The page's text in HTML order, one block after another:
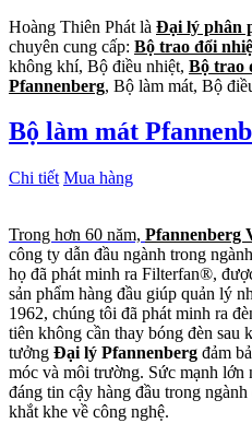
Hoàng Thiên Phát là Đại lý phân
chuyên cung cấp: Bộ trao đổi
không khí, Bộ điều nhiệt, Bộ trao
Pfannenberg, Bộ làm mát, Bộ
Bộ làm mát
Chi tiết Mua hàng
Trong hơn 60 năm, Pfannenberg
công ty dẫn đầu ngành trong
họ đã phát minh ra Filterfan®,
sản phẩm hàng đầu giúp quản lý
1962, chúng tôi đã phát minh ra
tiên không cần thay bóng đèn sau
tưởng Đại lý Pfannenberg đảm
móc và môi trường. Sức mạnh lớn
đáng tin cậy hàng đầu trong
khắt khe về công nghệ.